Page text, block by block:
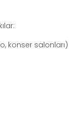
konser salonları)